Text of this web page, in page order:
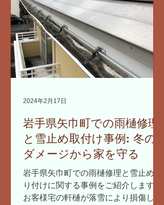
岩手県矢巾町での雨樋修理
と雪止め取付け事例: 冬の
ダメージから家を守る
岩手県矢巾町での雨樋修理と雪止め取
り付けに関する事例をご紹介します。
お客様宅の軒樋が落雪により損傷して
2024年2月17日